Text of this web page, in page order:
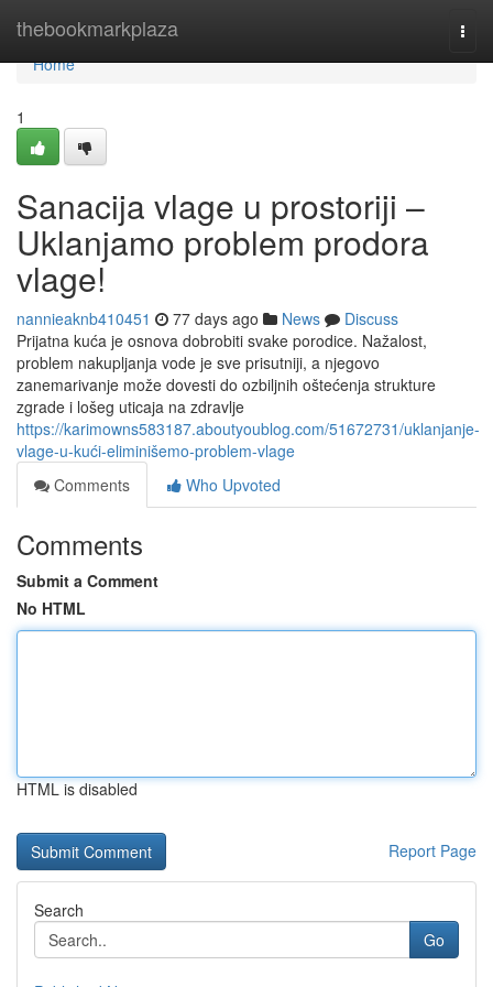
thebookmarkplaza
Home
Home
1
Sanacija vlage u prostoriji –
Uklanjamo problem prodora
vlage!
nannieaknb410451 77 days ago News
Discuss
Prijatna kuća je osnova dobrobiti svake porodice. Nažalost,
problem nakupljanja vode je sve prisutniji, a njegovo
zanemarivanje može dovesti do ozbiljnih oštećenja strukture
zgrade i lošeg uticaja na zdravlje
https://karimowns583187.aboutyoublog.com/51672731/uklanjanje-
vlage-u-kući-eliminišemo-problem-vlage
Comments
Who Upvoted
Comments
Submit a Comment
No HTML
HTML is disabled
Report Page
Search
Go